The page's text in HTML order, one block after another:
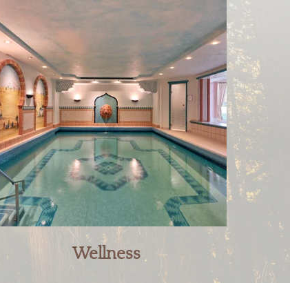
Wellness